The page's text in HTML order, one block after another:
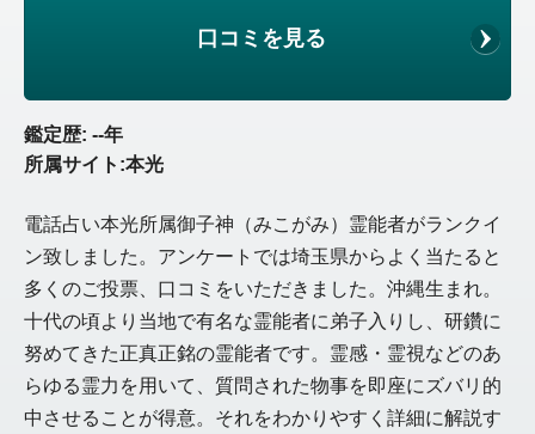
口コミを見る
鑑定歴: --年
所属サイト:本光
電話占い本光所属御子神（みこがみ）霊能者がランクイ
ン致しました。アンケートでは埼玉県からよく当たると
多くのご投票、口コミをいただきました。沖縄生まれ。
十代の頃より当地で有名な霊能者に弟子入りし、研鑽に
努めてきた正真正銘の霊能者です。霊感・霊視などのあ
らゆる霊力を用いて、質問された物事を即座にズバリ的
中させることが得意。それをわかりやすく詳細に解説す